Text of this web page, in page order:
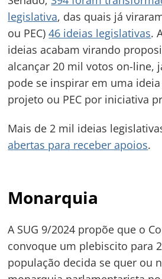
legislativa, das quais já
ou PEC)46 ideias legislativas.
ideias acabam virando
alcançar 20 mil votos on-line,
pode se inspirar em uma
projeto ou PEC por iniciativa
Mais de 2 mil ideias
abertas para receber apoios.
Monarquia
A SUG 9/2024 propõe que o
convoque um plebiscito para
população decida se quer ou